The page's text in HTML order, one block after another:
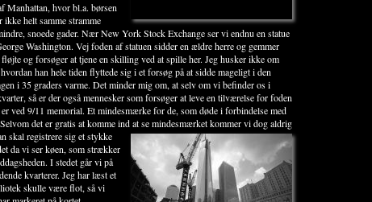
Manhattan, hvor bl.a. børsen
helt samme stramme
snoede gader. Nær New York Stock Exchange ser vi endnu en statue
Washington. Vej foden af statuen sidder en ældre herre og gemmer
og forsøger at tjene en skilling ved at spille her. Jeg husker ikke om
han hele tiden flyttede sig i et forsøg på at sidde mageligt i den
i 35 graders varme. Det minder mig om, at selv om vi befinder os i
så er der også mennesker som forsøger at leve en tilværelse for foden
ved 9/11 memorial. Et mindesmærke for de, som døde i forbindelse med
det er gratis at komme ind at se mindesmærket kommer vi dog aldrig
skal registrere sig et stykke
da vi ser køen, som strækker
I stedet går vi på
kvarterer. Jeg har læst et
skulle være flot, så vi